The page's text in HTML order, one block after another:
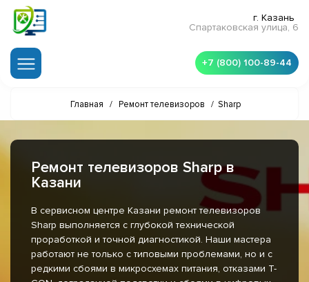
г. Казань
Спартаковская улица, 6
+7 (800) 100-89-44
Главная / Ремонт телевизоров / Sharp
Ремонт телевизоров Sharp в
Казани
В сервисном центре Казани ремонт телевизоров
Sharp выполняется с глубокой технической
проработкой и точной диагностикой. Наши мастера
работают не только с типовыми проблемами, но и с
редкими сбоями в микросхемах питания, отказами T-